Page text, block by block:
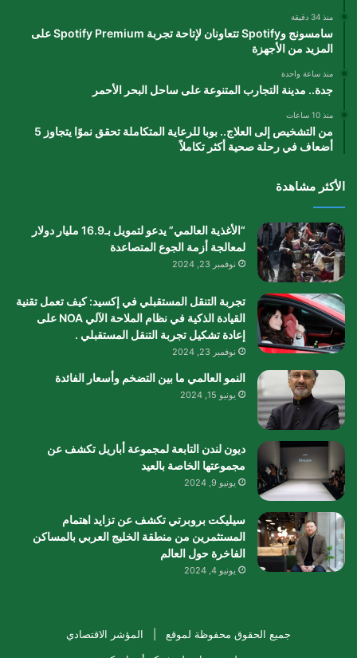
منذ 34 دقيقة
سامسونج وSpotify تتعاونان لإتاحة تجربة Spotify Premium على
المزيد من الأجهزة
منذ ساعة واحدة
جدة.. مدينة التجارب المتنوعة على ساحل البحر الأحمر
منذ 10 ساعات
من التشخيص إلى العلاج.. بوبا للرعاية المتكاملة تحقق نموًا يتجاوز 5
أضعاف في رحلة صحية أكثر تكاملاً
الأكثر مشاهدة
“الأغذية العالمي” يدعو لتمويل بـ16.9 مليار دولار
لمعالجة أزمة الجوع المتصاعدة
نوفمبر 23, 2024
تجربة التنقل المستقبلي في إكسيد: كيف تعمل تقنية
القيادة الذكية في نظام الملاحة الآلي NOA على
إعادة تشكيل تجربة التنقل المستقبلي .
نوفمبر 23, 2024
النمو العالمي ما بين التضخم وأسعار الفائدة
يونيو 15, 2024
ديون لندن التابعة لمجموعة أباريل تكشف عن
مجموعتها الخاصة بالعيد
يونيو 9, 2024
سيليكت بروبرتي تكشف عن تزايد اهتمام
المستثمرين من منطقة الخليج العربي بالمساكن
الفاخرة حول العالم
يونيو 4, 2024
جميع الحقوق محفوظة لموقع | المؤشر الاقتصادي